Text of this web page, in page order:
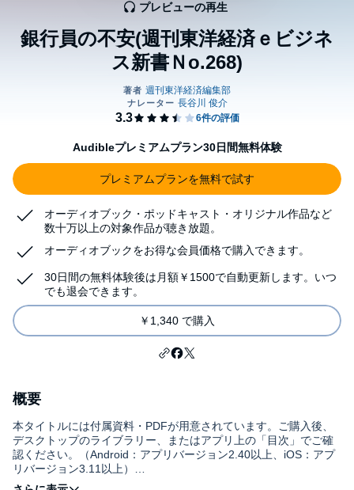
銀行員の不安(週刊東洋経済ｅビジネ
ス新書Ｎo.268)
プレビューの再生
Audibleプレミアムプラン30日間無料体験
プレミアムプランを無料で試す
オーディオブック・ポッドキャスト・オリジナル作品など
数十万以上の対象作品が聴き放題。
オーディオブックをお得な会員価格で購入できます。
30日間の無料体験後は月額￥1500で自動更新します。いつ
でも退会できます。
￥1,340 で購入
概要
本タイトルには付属資料・PDFが用意されています。ご購入後、
デスクトップのライブラリー、またはアプリ上の「目次」でご確
認ください。（Android：アプリバージョン2.40以上、iOS：アプ
リバージョン3.11以上）